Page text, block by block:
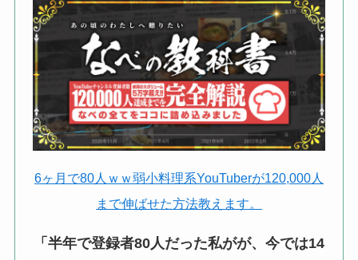
6ヶ月で80人ｗｗ弱小料理系YouTuberが120,000人
まで伸ばせた方法教えます。
「半年で登録者80人だった私がが、今では14